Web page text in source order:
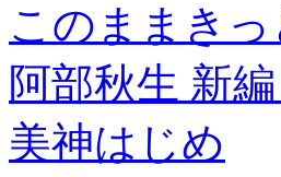
このままき
阿部秋生 新
美神はじめ